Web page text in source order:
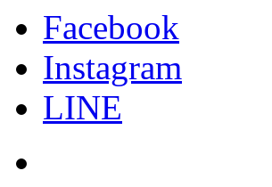
Facebook
Instagram
LINE